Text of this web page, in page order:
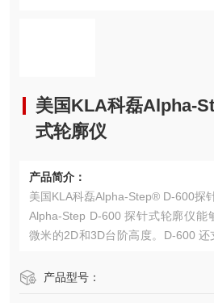
美国KLA科磊Alpha-
式轮廓仪
产品简介：
美国KLA科磊Alpha-Step® D-600探
Alpha-Step D-600 探针式轮廓仪能
微米的2D和3D台阶高度。D-600 还
0 包含一个带有200 毫米样品载台的
产品型号：